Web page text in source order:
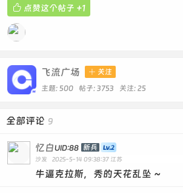
 点赞这个帖子 +1
飞流广场  关注
主题: 500 帖子: 3753 关注: 25
全部评论 9
忆白UID:88 新兵
沙发 2025-5-14 09:38:37 江苏
牛逼克拉斯，秀的天花乱坠 ~